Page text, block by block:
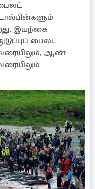
இயற்கை
பைலட்
ஆண்